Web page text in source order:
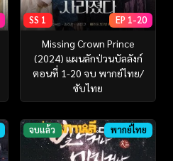
SS 1 EP 1-20
Missing Crown Prince
(2024) แผนลักป่วนบัลลังก์
ตอนที่ 1-20 จบ พากย์ไทย/
ซับไทย
จบแล้ว พากย์ไทย